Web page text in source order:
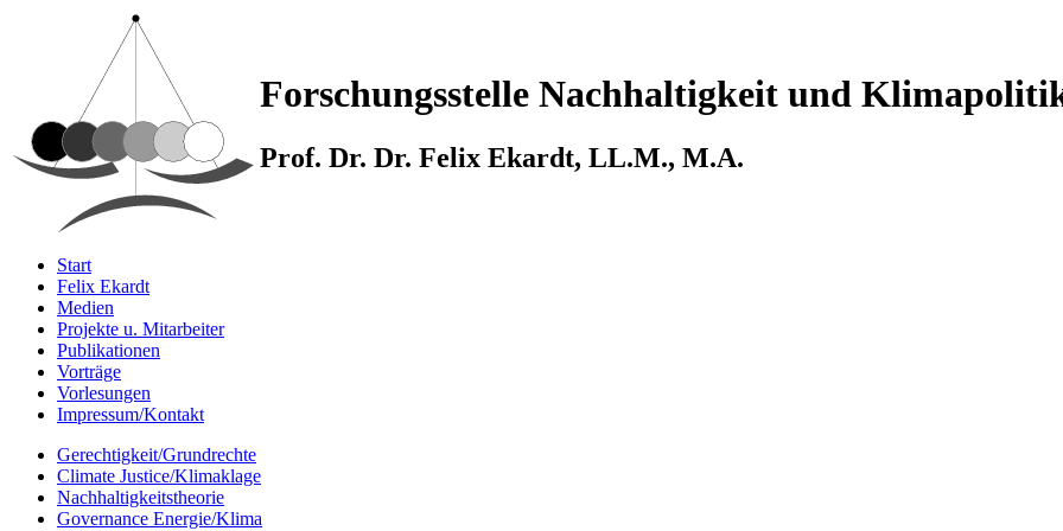
Forschungsstelle Nachhaltigkeit und
Prof. Dr. Dr. Felix Ekardt, LL.M., M.A.
Start
Felix Ekardt
Medien
Projekte u. Mitarbeiter
Publikationen
Vorträge
Vorlesungen
Impressum/Kontakt
Gerechtigkeit/Grundrechte
Climate Justice/Klimaklage
Nachhaltigkeitstheorie
Governance Energie/Klima